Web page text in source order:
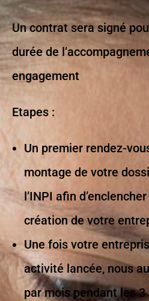
Un contrat sera signé
durée de
engagement
Etapes :
Un premier rendez-
montage de votre
l’INPI afin
création de votre
Une fois votre
activité lancée, nous
par mois pendant les